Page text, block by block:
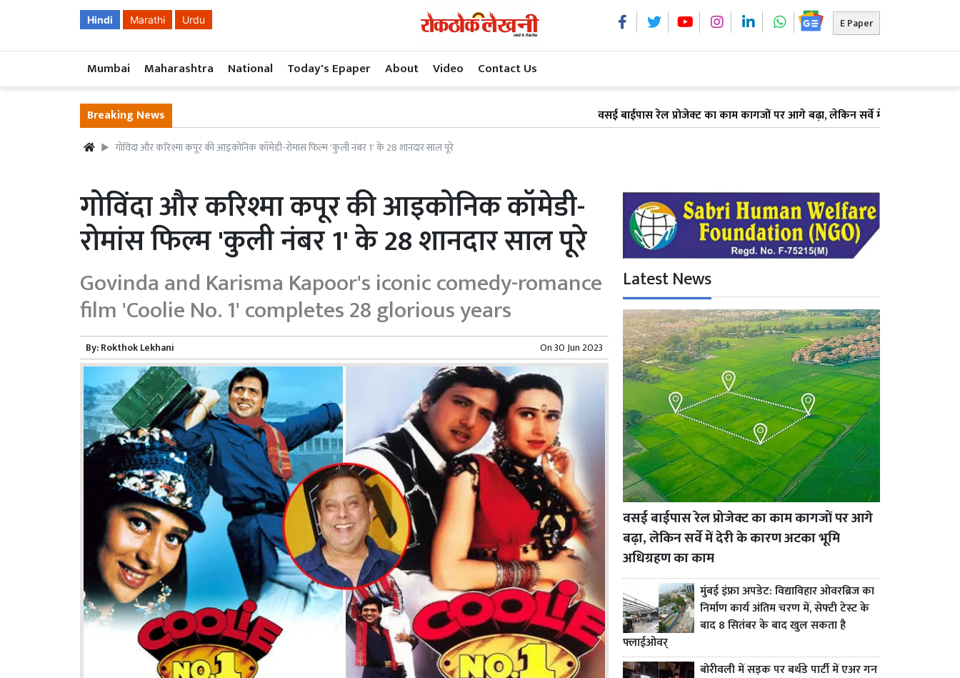
Hindi Marathi Urdu E Paper
Mumbai Maharashtra National Today's Epaper About Video Contact Us
Breaking News वसई बाईपास रेल प्रोजेक्ट का काम कागजों पर आगे बढ़ा, लेकिन सर्वे में देरी के कारण अटका भूमि
गोविंदा और करिश्मा कपूर की आइकोनिक कॉमेडी-रोमांस फिल्म 'कुली नंबर 1' के 28 शानदार साल पूरे
गोविंदा और करिश्मा कपूर की आइकोनिक कॉमेडी-
रोमांस फिल्म 'कुली नंबर 1' के 28 शानदार साल पूरे
Govinda and Karisma Kapoor's iconic comedy-romance
film 'Coolie No. 1' completes 28 glorious years
By:Rokthok Lekhani On30 Jun 2023
Latest News
वसई बाईपास रेल प्रोजेक्ट का काम कागजों पर आगे
बढ़ा, लेकिन सर्वे में देरी के कारण अटका भूमि
अधिग्रहण का काम
मुंबई इंफ्रा अपडेट: विद्याविहार ओवरब्रिज का
निर्माण कार्य अंतिम चरण में, सेफ्टी टेस्ट के
बाद 8 सितंबर के बाद खुल सकता है
फ्लाईओवर्
बोरीवली में सड़क पर बर्थडे पार्टी में एअर गन